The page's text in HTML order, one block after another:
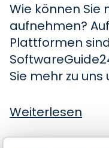
Wie können Sie
aufnehmen?
Plattformen
Sie mehr zu
Weiterlesen